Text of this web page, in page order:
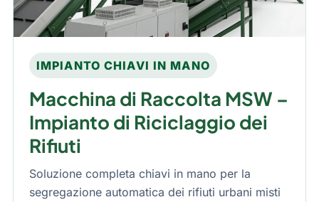
IMPIANTO CHIAVI IN MANO
Macchina di Raccolta MSW –
Impianto di Riciclaggio dei
Rifiuti
Soluzione completa chiavi in mano per la
segregazione automatica dei rifiuti urbani misti